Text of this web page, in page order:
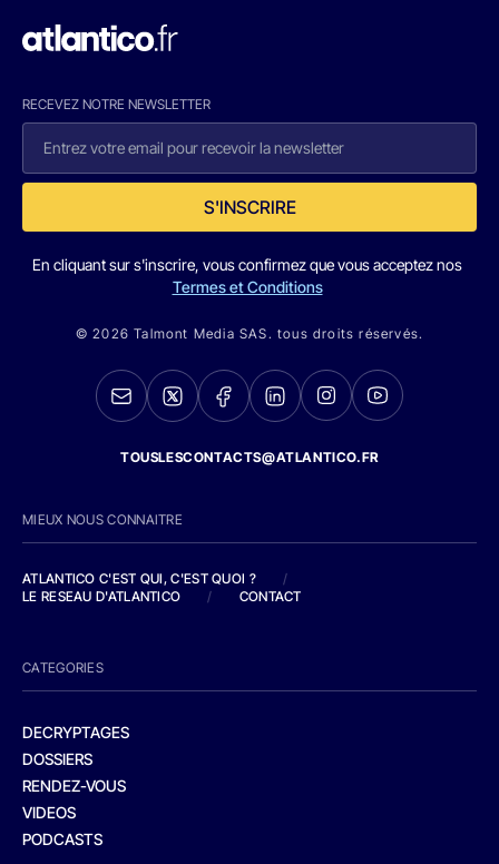
RECEVEZ NOTRE NEWSLETTER
S'INSCRIRE
En cliquant sur s'inscrire, vous confirmez que vous acceptez nos
Termes et Conditions
© 2026 Talmont Media SAS. tous droits réservés.
TOUSLESCONTACTS@ATLANTICO.FR
MIEUX NOUS CONNAITRE
ATLANTICO C'EST QUI, C'EST QUOI ?
/
LE RESEAU D'ATLANTICO
/ CONTACT
CATEGORIES
DECRYPTAGES
DOSSIERS
RENDEZ-VOUS
VIDEOS
PODCASTS